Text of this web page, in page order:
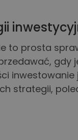
to prosta
gdy
inwestowanie
strategii,